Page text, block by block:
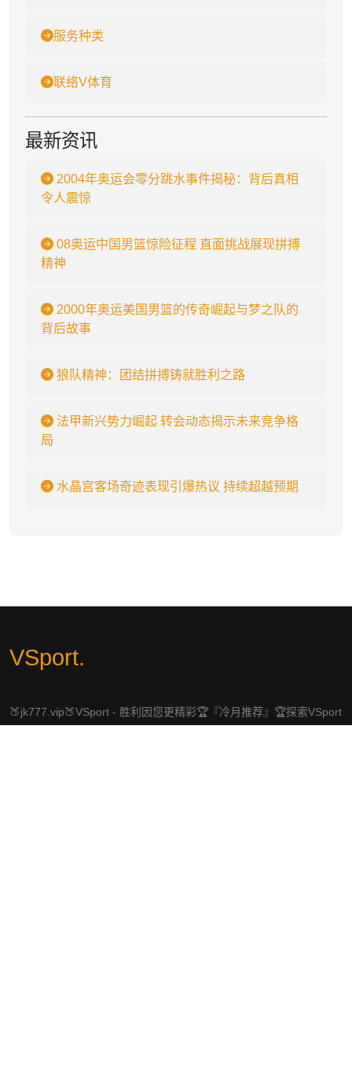
服务种类
联络V体育
最新资讯
2004年奥运会零分跳水事件揭秘：背后真相
令人震惊
08奥运中国男篮惊险征程 直面挑战展现拼搏
精神
2000年奥运美国男篮的传奇崛起与梦之队的
背后故事
狼队精神：团结拼搏铸就胜利之路
法甲新兴势力崛起 转会动态揭示未来竞争格
局
水晶宫客场奇迹表现引爆热议 持续超越预期
VSport.
🍑jk777.vip🍑VSport - 胜利因您更精彩🏆『冷月推荐』🏆探索VSport